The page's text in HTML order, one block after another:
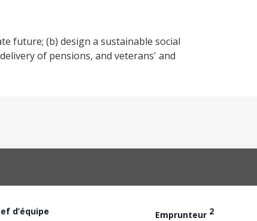
future; (b) design a sustainable social
of pensions, and veterans' and
d’équipe
Emprunteur 2